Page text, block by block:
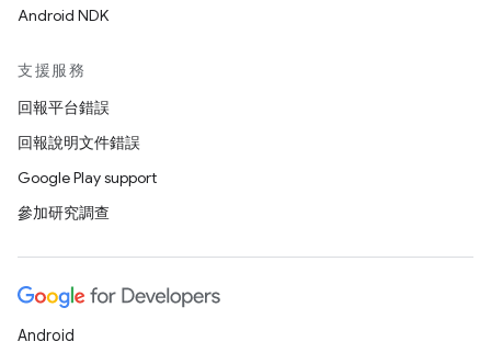
Android NDK
支援服務
回報平台錯誤
回報說明文件錯誤
Google Play support
參加研究調查
Android